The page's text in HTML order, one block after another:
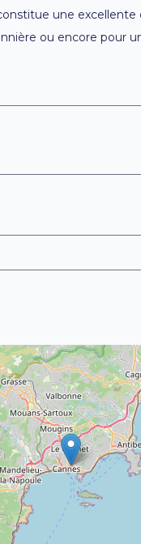
une
ou encore pour